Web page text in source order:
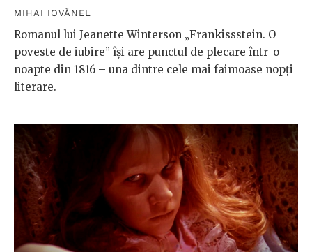
MIHAI IOVĂNEL
Romanul lui Jeanette Winterson „Frankissstein. O
poveste de iubire” își are punctul de plecare într-o
noapte din 1816 – una dintre cele mai faimoase nopți
literare.